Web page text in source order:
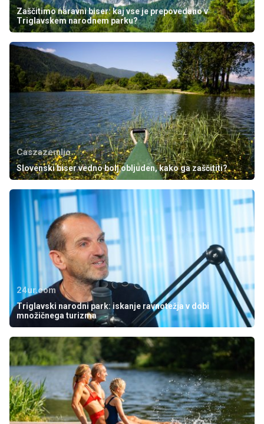
Zaščitimo naravni biser: kaj vse je prepovedano v
Triglavskem narodnem parku?
Caszazemljo
Slovenski biser vedno bolj obljuden, kako ga zaščititi?
24ur.com
Triglavski narodni park: iskanje ravnotežja v dobi
množičnega turizma